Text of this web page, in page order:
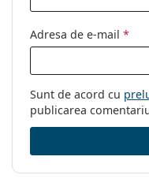
Adresa de e-mail *
Sunt de acord cu
publicarea